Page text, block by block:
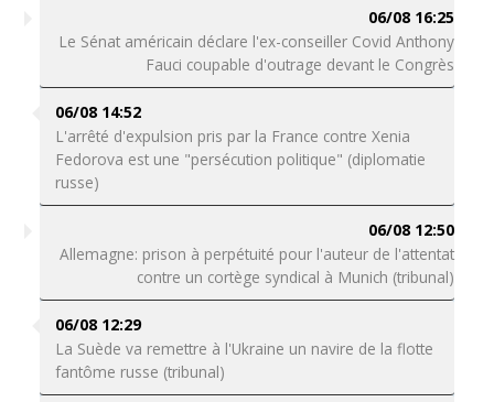
06/08 16:25
Le Sénat américain déclare l'ex-conseiller Covid Anthony
Fauci coupable d'outrage devant le Congrès
06/08 14:52
L'arrêté d'expulsion pris par la France contre Xenia
Fedorova est une "persécution politique" (diplomatie
russe)
06/08 12:50
Allemagne: prison à perpétuité pour l'auteur de l'attentat
contre un cortège syndical à Munich (tribunal)
06/08 12:29
La Suède va remettre à l'Ukraine un navire de la flotte
fantôme russe (tribunal)